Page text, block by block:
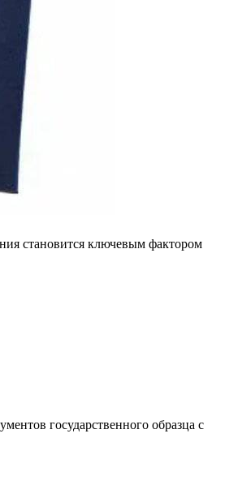
становится ключевым фактором
государственного образца с